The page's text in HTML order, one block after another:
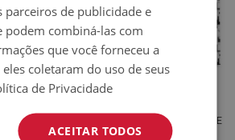
PVC MOSAICO SOBRE MÁRMORE
parceiros de publicidade e
podem combiná-las com
que você forneceu a
coletaram do uso de seus
de Privacidade
ACEITAR TODOS